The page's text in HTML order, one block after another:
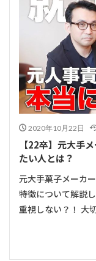
2020年10月22日
【22卒】元大手
たい人とは？
元大手菓子メーカ
特徴について解説
重視しない？！